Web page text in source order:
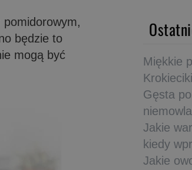
będzie to
mogą być
Miękkie
Gęsta
Jakie
kiedy
Jakie